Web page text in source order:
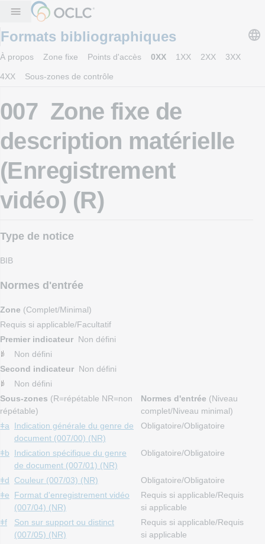
menu
Formats bibliographiques
À propos Zone fixe Points d'accès 0XX 1XX 2XX 3XX
4XX Sous-zones de contrôle
007 Zone fixe de
description matérielle
(Enregistrement
vidéo) (R)
Type de notice
BIB
Normes d'entrée
Zone (Complet/Minimal)
Requis si applicable/Facultatif
Premier indicateur Non défini
Non défini
Second indicateur Non défini
Non défini
Sous-zones (R=répétable NR=non
répétable)
Normes d'entrée (Niveau
complet/Niveau minimal)
ǂa
Indication générale du genre de
document (007/00) (NR)
Obligatoire/Obligatoire
ǂb
Indication spécifique du genre
de document (007/01) (NR)
Obligatoire/Obligatoire
ǂd Couleur (007/03) (NR)
Obligatoire/Obligatoire
ǂe
Format d'enregistrement vidéo
(007/04) (NR)
Requis si applicable/Requis
si applicable
ǂf
Son sur support ou distinct
(007/05) (NR)
Requis si applicable/Requis
si applicable